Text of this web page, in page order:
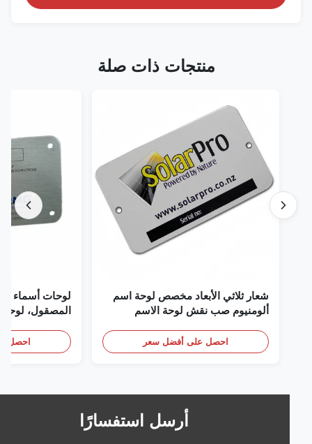
منتجات ذات صلة
شعار ثلاثي الأبعاد مخصص لوحة اسم
ألومنيوم صب نقش لوحة الاسم
احصل على أفضل سعر
لوحات أسماء من
المصقول، لوحة
احصل على
أرسل استفسارًا